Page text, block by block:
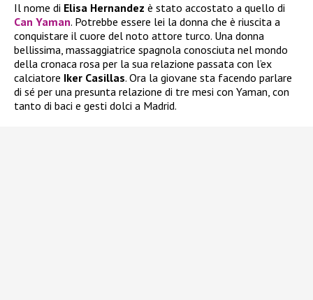
Il nome di Elisa Hernandez è stato accostato a quello di
Can Yaman. Potrebbe essere lei la donna che è riuscita a
conquistare il cuore del noto attore turco. Una donna
bellissima, massaggiatrice spagnola conosciuta nel mondo
della cronaca rosa per la sua relazione passata con l’ex
calciatore Iker Casillas. Ora la giovane sta facendo parlare
di sé per una presunta relazione di tre mesi con Yaman, con
tanto di baci e gesti dolci a Madrid.